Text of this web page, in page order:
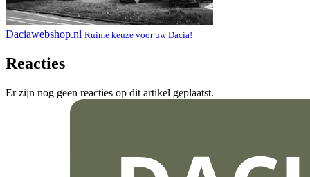
Daciawebshop.nl Ruime keuze voor uw Dacia!
Reacties
Er zijn nog geen reacties op dit artikel geplaatst.